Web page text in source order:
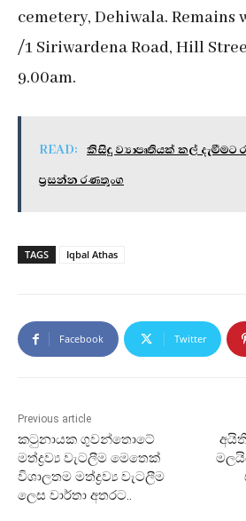
cemetery, Dehiwala. Remains
/1 Siriwardena Road, Hill
9.00am.
READ:
කිසිදු ව්‍යාපෘතියක් කල් දැමීමට
ප්‍රසන්න රණතුංග
TAGS Iqbal Athas
Facebook Twitter
Previous article
කටුනායක ගුවන්තොටේ
මත්ද්‍රව්‍ය වැටලීම මෙතෙක්
විශාලතම මත්ද්‍රව්‍ය වැටලීම
ලෙස වාර්තා අතරට..